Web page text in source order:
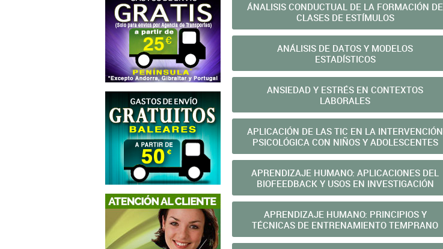
ÁNALISIS CONDUCTUAL DE LA FORMACIÓN DE
CLASES DE ESTÍMULOS
ANÁLISIS DE DATOS Y MODELOS
ESTADÍSTICOS
ANSIEDAD Y ESTRÉS EN CONTEXTOS
LABORALES
APLICACIÓN DE LAS TIC EN LA INTERVENCIÓN
PSICOLÓGICA CON NIÑOS Y ADOLESCENTES
APRENDIZAJE HUMANO: APLICACIONES DEL
BIOFEEDBACK Y USOS EN INVESTIGACIÓN
APRENDIZAJE HUMANO: PRINCIPIOS Y
TÉCNICAS DE ENTRENAMIENTO TEMPRANO